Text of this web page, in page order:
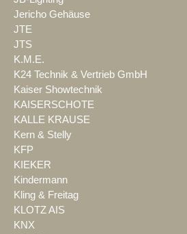
Jericho Gehäuse
JTE
JTS
K.M.E.
K24 Technik & Vertrieb GmbH
Kaiser Showtechnik
KAISERSCHOTE
KALLE KRAUSE
Kern & Stelly
KFP
KIEKER
Kindermann
Kling & Freitag
KLOTZ AIS
KNX